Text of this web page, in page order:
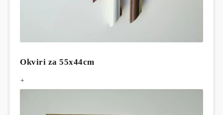
Okviri za 55x44cm
+